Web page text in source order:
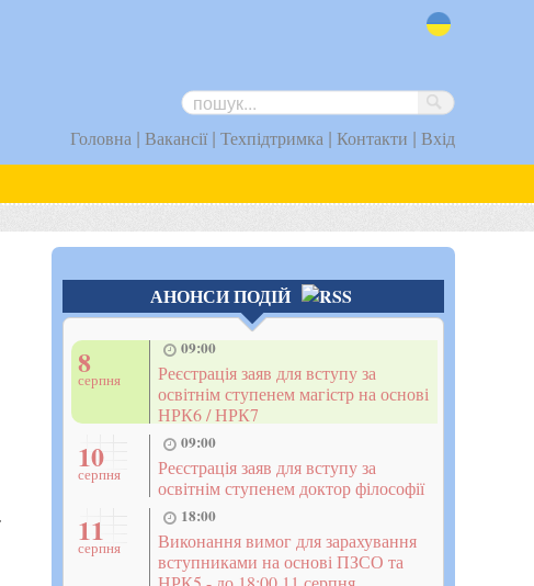
Головна | Вакансії| Техпідтримка | Контакти | Вхід
АНОНСИ ПОДІЙ
8
серпня
09:00
Реєстрація заяв для вступу за
освітнім ступенем магістр на основі
НРК6 / НРК7
10
серпня
09:00
Реєстрація заяв для вступу за
освітнім ступенем доктор філософії
11
серпня
18:00
Виконання вимог для зарахування
вступниками на основі ПЗСО та